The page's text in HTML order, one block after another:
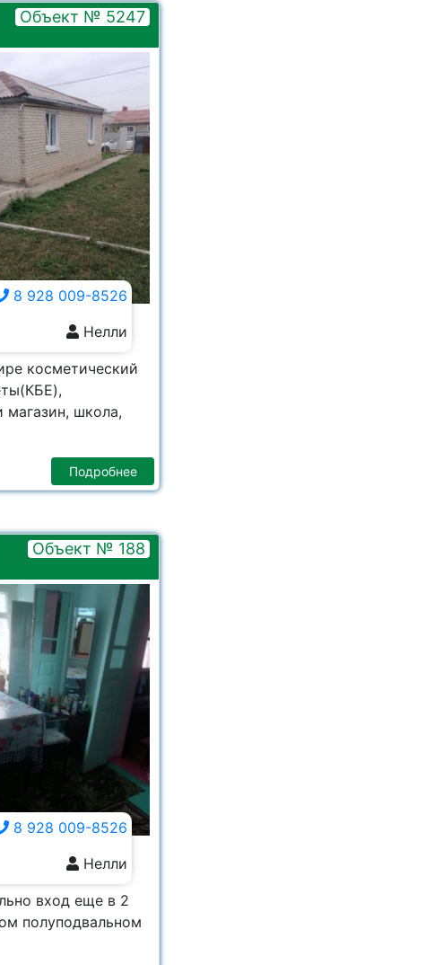
Объект № 5247
8 928 009-8526
Нелли
8526
косметический
магазин, школа,
Подробнее
Объект № 188
8 928 009-8526
Нелли
8526
вход еще в 2
полуподвальном